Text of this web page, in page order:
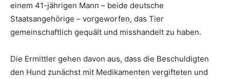
einem 41-jährigen Mann – beide deutsche
Staatsangehörige – vorgeworfen, das Tier
gemeinschaftlich gequält und misshandelt zu haben.
Die Ermittler gehen davon aus, dass die Beschuldigten
den Hund zunächst mit Medikamenten vergifteten und